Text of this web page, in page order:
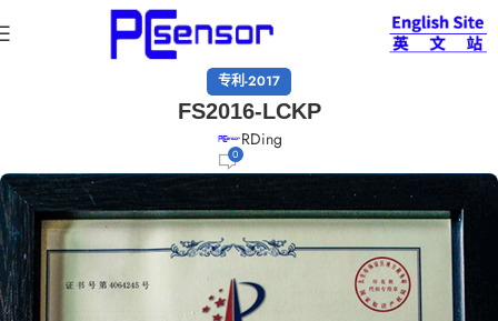
专利-2017
FS2016-LCKP
RDing
0